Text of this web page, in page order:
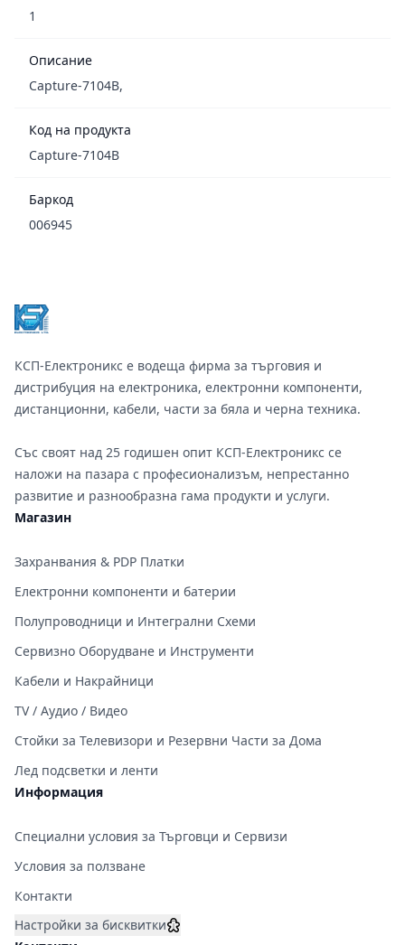
1
Описание
Capture-7104B,
Код на продукта
Capture-7104B
Баркод
006945
КСП-Електроникс е водеща фирма за търговия и
дистрибуция на електроника, електронни компоненти,
дистанционни, кабели, части за бяла и черна техника.
Със своят над 25 годишен опит КСП-Електроникс се
наложи на пазара с професионализъм, непрестанно
развитие и разнообразна гама продукти и услуги.
Магазин
Захранвания & PDP Платки
Електронни компоненти и батерии
Полупроводници и Интегрални Схеми
Сервизно Оборудване и Инструменти
Кабели и Накрайници
TV / Аудио / Видео
Стойки за Телевизори и Резервни Части за Дома
Лед подсветки и ленти
Информация
Специални условия за Търговци и Сервизи
Условия за ползване
Контакти
Настройки за бисквитки